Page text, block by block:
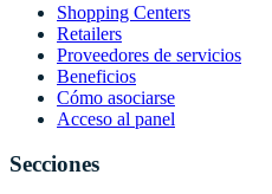
Shopping Centers
Retailers
Proveedores de servicios
Beneficios
Cómo asociarse
Acceso al panel
Secciones